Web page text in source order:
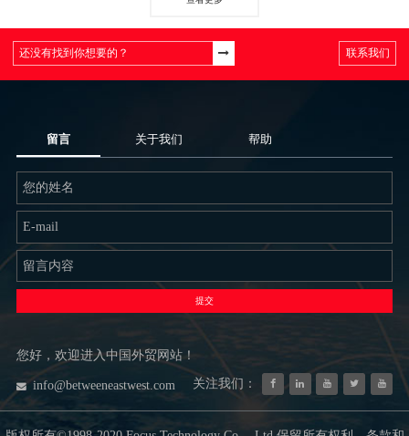
联系我们
留言 关于我们 帮助
提交
您好，欢迎进入中国外贸网站！
info@betweeneastwest.com 关注我们：